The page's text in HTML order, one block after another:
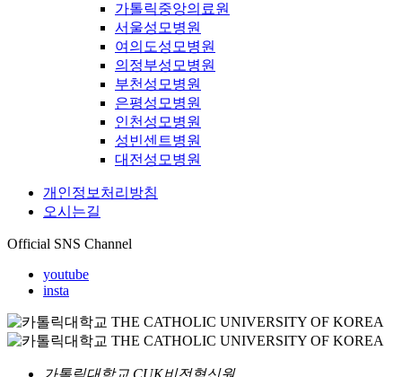
가톨릭중앙의료원
서울성모병원
여의도성모병원
의정부성모병원
부천성모병원
은평성모병원
인천성모병원
성빈센트병원
대전성모병원
개인정보처리방침
오시는길
Official SNS Channel
youtube
insta